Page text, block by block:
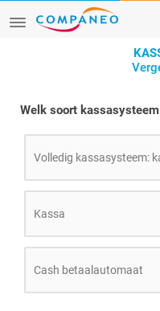
Welk soort
Volledig kassasysteem:
Kassa
Cash betaalautomaat